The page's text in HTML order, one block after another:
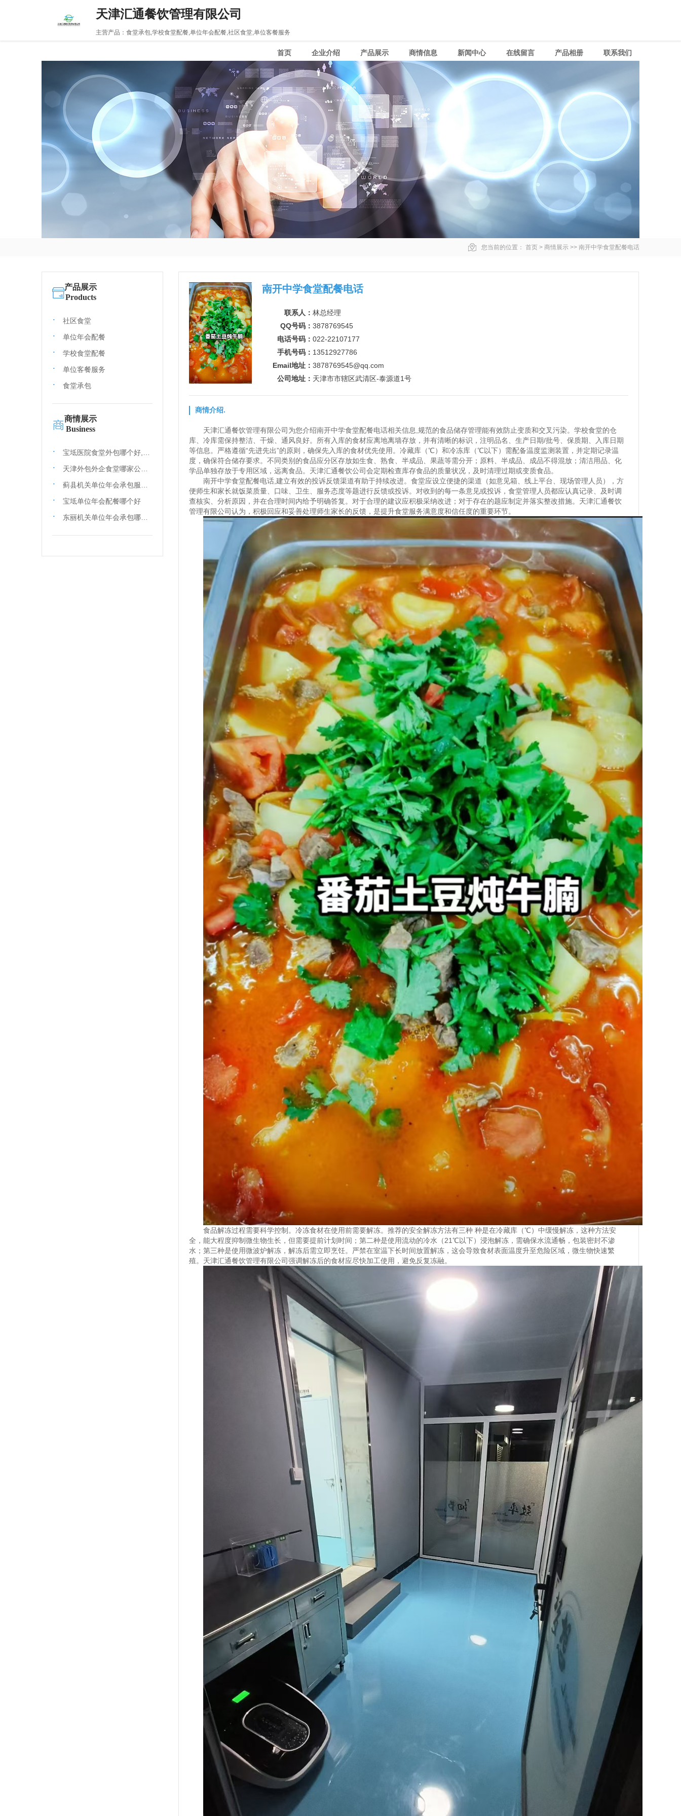
天津汇通餐饮管理有限公司
主营产品：食堂承包,学校食堂配餐,单位年会配餐,社区食堂,单位客餐服务
首页 企业介绍 产品展示 商情信息 新闻中心 在线留言 产品相册 联系我们
您当前的位置： 首页 > 商情展示 >> 南开中学食堂配餐电话
产品展示
Products
社区食堂
单位年会配餐
学校食堂配餐
单位客餐服务
食堂承包
商情展示
Business
宝坻医院食堂外包哪个好,机关食堂承包商
天津外包外企食堂哪家公司好,机关食堂外包哪家公司好
蓟县机关单位年会承包服务商
宝坻单位年会配餐哪个好
东丽机关单位年会承包哪个公司好,企业年会承包联系电话
南开中学食堂配餐电话
联系人： 林总经理
QQ号码： 3878769545
电话号码： 022-22107177
手机号码： 13512927786
Email地址： 3878769545@qq.com
公司地址： 天津市市辖区武清区-泰源道1号
商情介绍.
天津汇通餐饮管理有限公司为您介绍南开中学食堂配餐电话相关信息,规范的食品储存管理能有效防止变质和交叉污染。学校食堂的仓
库、冷库需保持整洁、干燥、通风良好。所有入库的食材应离地离墙存放，并有清晰的标识，注明品名、生产日期/批号、保质期、入库日期
等信息。严格遵循“先进先出”的原则，确保先入库的食材优先使用。冷藏库（℃）和冷冻库（℃以下）需配备温度监测装置，并定期记录温
度，确保符合储存要求。不同类别的食品应分区存放如生食、熟食、半成品、果蔬等需分开；原料、半成品、成品不得混放；清洁用品、化
学品单独存放于专用区域，远离食品。天津汇通餐饮公司会定期检查库存食品的质量状况，及时清理过期或变质食品。
南开中学食堂配餐电话 ,建立有效的投诉反馈渠道有助于持续改进。食堂应设立便捷的渠道（如意见箱、线上平台、现场管理人员），方
便师生和家长就饭菜质量、口味、卫生、服务态度等题进行反馈或投诉。对收到的每一条意见或投诉，食堂管理人员都应认真记录、及时调
查核实、分析原因，并在合理时间内给予明确答复。对于合理的建议应积极采纳改进；对于存在的题应制定并落实整改措施。天津汇通餐饮
管理有限公司认为，积极回应和妥善处理师生家长的反馈，是提升食堂服务满意度和信任度的重要环节。
食品解冻过程需要科学控制。冷冻食材在使用前需要解冻。推荐的安全解冻方法有三种 种是在冷藏库（℃）中缓慢解冻，这种方法安
全，能大程度抑制微生物生长，但需要提前计划时间；第二种是使用流动的冷水（21℃以下）浸泡解冻，需确保水流通畅，包装密封不渗
水；第三种是使用微波炉解冻，解冻后需立即烹饪。严禁在室温下长时间放置解冻，这会导致食材表面温度升至危险区域，微生物快速繁
殖。天津汇通餐饮管理有限公司强调解冻后的食材应尽快加工使用，避免反复冻融。